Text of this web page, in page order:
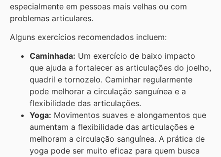
especialmente em pessoas mais velhas ou com
problemas articulares.
Alguns exercícios recomendados incluem:
Caminhada: Um exercício de baixo impacto
que ajuda a fortalecer as articulações do joelho,
quadril e tornozelo. Caminhar regularmente
pode melhorar a circulação sanguínea e a
flexibilidade das articulações.
Yoga: Movimentos suaves e alongamentos que
aumentam a flexibilidade das articulações e
melhoram a circulação sanguínea. A prática de
yoga pode ser muito eficaz para quem busca